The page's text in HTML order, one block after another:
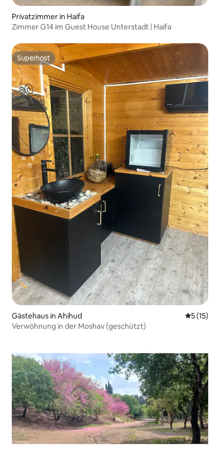
Privatzimmer in Haifa
Zimmer G14 im Guest House Unterstadt | Haifa
Superhost
Superhost
Gästehaus in Ahihud
5 (15)
Verwöhnung in der Moshav (geschützt)